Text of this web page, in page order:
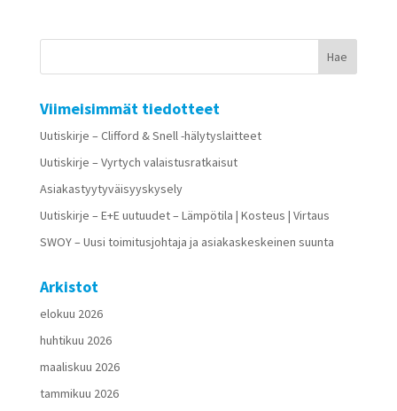
Viimeisimmät tiedotteet
Uutiskirje – Clifford & Snell -hälytyslaitteet
Uutiskirje – Vyrtych valaistusratkaisut
Asiakastyytyväisyyskysely
Uutiskirje – E+E uutuudet – Lämpötila | Kosteus | Virtaus
SWOY – Uusi toimitusjohtaja ja asiakaskeskeinen suunta
Arkistot
elokuu 2026
huhtikuu 2026
maaliskuu 2026
tammikuu 2026